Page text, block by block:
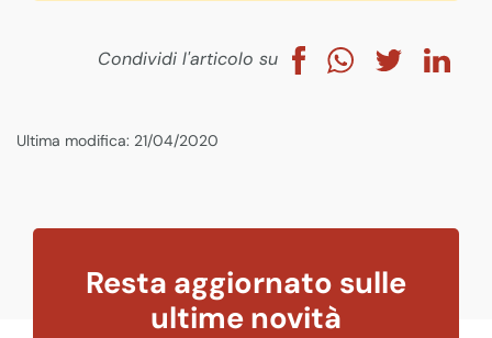
Condividi l'articolo su
Ultima modifica: 21/04/2020
Resta aggiornato sulle
ultime novità